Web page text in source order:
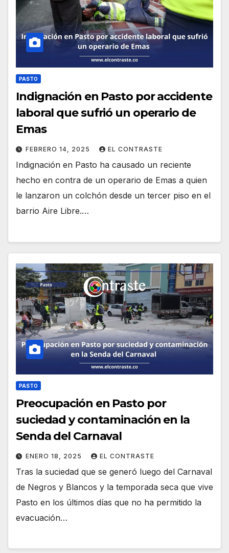
PASTO
Indignación en Pasto por accidente
laboral que sufrió un operario de
Emas
FEBRERO 14, 2025 EL CONTRASTE
Indignación en Pasto ha causado un reciente
hecho en contra de un operario de Emas a quien
le lanzaron un colchón desde un tercer piso en el
barrio Aire Libre.…
PASTO
Preocupación en Pasto por
suciedad y contaminación en la
Senda del Carnaval
ENERO 18, 2025 EL CONTRASTE
Tras la suciedad que se generó luego del Carnaval
de Negros y Blancos y la temporada seca que vive
Pasto en los últimos días que no ha permitido la
evacuación…